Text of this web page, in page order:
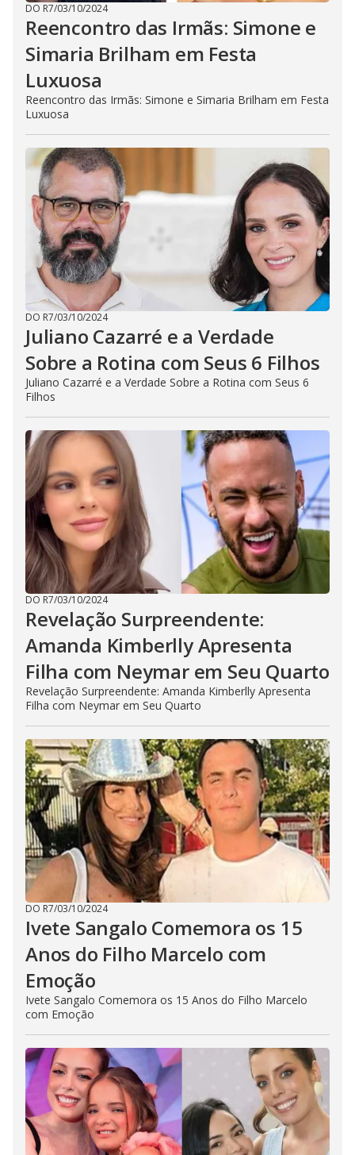
DO R7/03/10/2024
Reencontro das Irmãs: Simone e
Simaria Brilham em Festa
Luxuosa
Reencontro das Irmãs: Simone e Simaria Brilham em Festa
Luxuosa
DO R7/03/10/2024
Juliano Cazarré e a Verdade
Sobre a Rotina com Seus 6 Filhos
Juliano Cazarré e a Verdade Sobre a Rotina com Seus 6
Filhos
DO R7/03/10/2024
Revelação Surpreendente:
Amanda Kimberlly Apresenta
Filha com Neymar em Seu Quarto
Revelação Surpreendente: Amanda Kimberlly Apresenta
Filha com Neymar em Seu Quarto
DO R7/03/10/2024
Ivete Sangalo Comemora os 15
Anos do Filho Marcelo com
Emoção
Ivete Sangalo Comemora os 15 Anos do Filho Marcelo
com Emoção